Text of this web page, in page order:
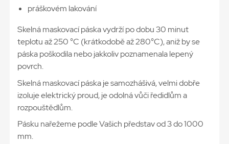
práškovém lakování
Skelná maskovací páska vydrží po dobu 30 minut
teplotu až 250 °C (krátkodobě až 280°C), aniž by se
páska poškodila nebo jakkoliv poznamenala lepený
povrch.
Skelná maskovací páska je samozhášivá, velmi dobře
izoluje elektrický proud, je odolná vůči ředidlům a
rozpouštědlům.
Pásku nařežeme podle Vašich představ od 3 do 1000
mm.